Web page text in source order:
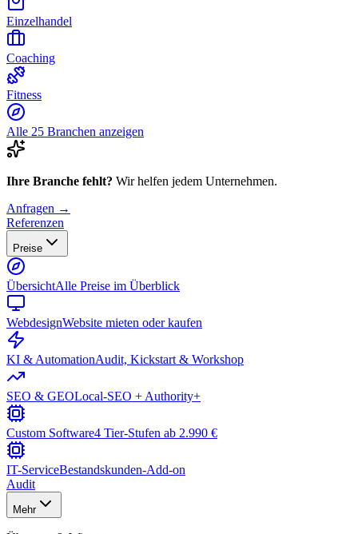
Einzelhandel
Coaching
Fitness
Alle 25 Branchen anzeigen
Ihre Branche fehlt? Wir helfen jedem Unternehmen.
Anfragen →
Referenzen
Preise
ÜbersichtAlle Preise im Überblick
WebdesignWebsite mieten oder kaufen
KI & AutomationAudit, Kickstart & Workshop
SEO & GEOLocal-SEO + Authority+
Custom Software4 Tier-Stufen ab 2.990 €
IT-ServiceBestandskunden-Add-on
Audit
Mehr